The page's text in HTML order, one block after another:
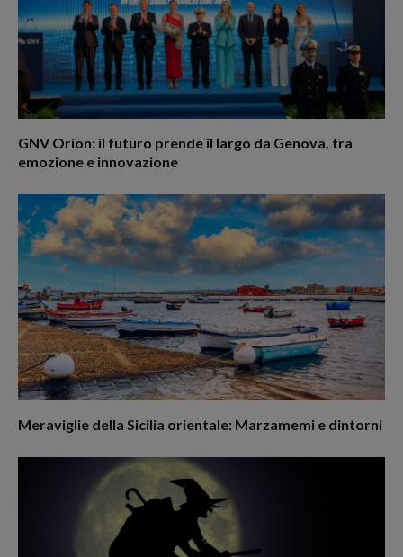
GNV Orion: il futuro prende il largo da Genova, tra
emozione e innovazione
Meraviglie della Sicilia orientale: Marzamemi e dintorni